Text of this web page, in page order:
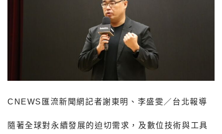
CNEWS匯流新聞網記者謝東明、李盛雯／台北報導
隨著全球對永續發展的迫切需求，及數位技術與工具